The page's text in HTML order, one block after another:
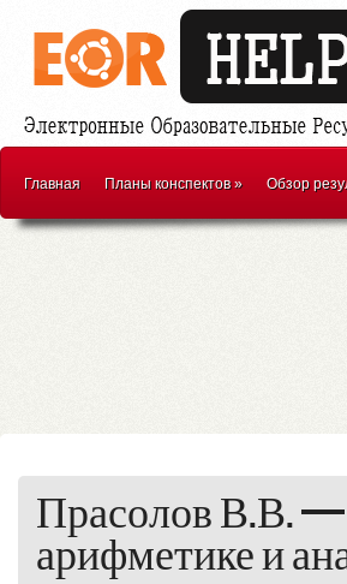
Главная Планы конспектов» Обзор
Прасолов В.В. —
арифметике и